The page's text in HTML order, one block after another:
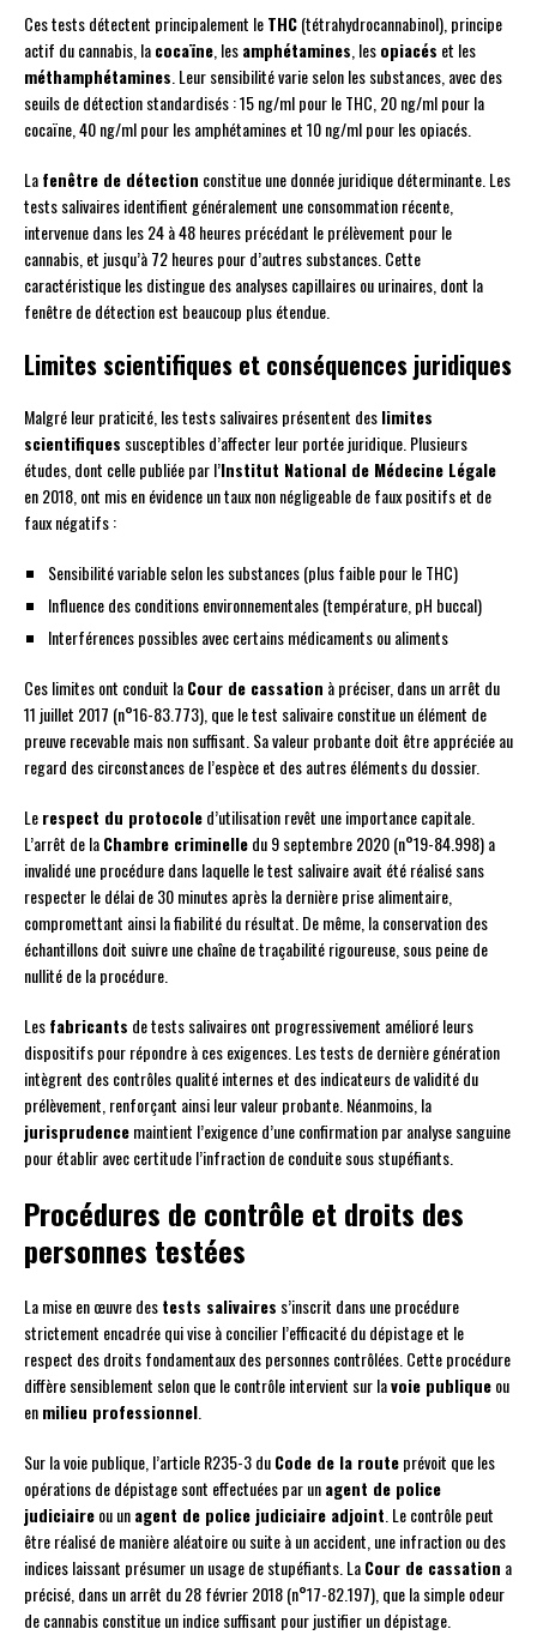
Ces tests détectent principalement leTHC(tétrahydrocannabinol), principe
actif du cannabis, lacocaïne , lesamphétamines , lesopiacés et les
méthamphétamines . Leur sensibilité varie selon les substances, avec des
seuils de détection standardisés : 15 ng/ml pour le THC, 20 ng/ml pour la
cocaïne, 40 ng/ml pour les amphétamines et 10 ng/ml pour les opiacés.
Lafenêtre de détection constitue une donnée juridique déterminante. Les
tests salivaires identifient généralement une consommation récente,
intervenue dans les 24 à 48 heures précédant le prélèvement pour le
cannabis, et jusqu’à 72 heures pour d’autres substances. Cette
caractéristique les distingue des analyses capillaires ou urinaires, dont la
fenêtre de détection est beaucoup plus étendue.
Limites scientifiques et conséquences juridiques
Malgré leur praticité, les tests salivaires présentent deslimites
scientifiques susceptibles d’affecter leur portée juridique. Plusieurs
études, dont celle publiée par l’Institut National de Médecine Légale
en 2018, ont mis en évidence un taux non négligeable de faux positifs et de
faux négatifs :
Sensibilité variable selon les substances (plus faible pour le THC)
Influence des conditions environnementales (température, pH buccal)
Interférences possibles avec certains médicaments ou aliments
Ces limites ont conduit laCour de cassation à préciser, dans un arrêt du
11 juillet 2017 (n°16-83.773), que le test salivaire constitue un élément de
preuve recevable mais non suffisant. Sa valeur probante doit être appréciée au
regard des circonstances de l’espèce et des autres éléments du dossier.
Lerespect du protocoled’utilisation revêt une importance capitale.
L’arrêt de laChambre criminelledu 9 septembre 2020 (n°19-84.998) a
invalidé une procédure dans laquelle le test salivaire avait été réalisé sans
respecter le délai de 30 minutes après la dernière prise alimentaire,
compromettant ainsi la fiabilité du résultat. De même, la conservation des
échantillons doit suivre une chaîne de traçabilité rigoureuse, sous peine de
nullité de la procédure.
Lesfabricants de tests salivaires ont progressivement amélioré leurs
dispositifs pour répondre à ces exigences. Les tests de dernière génération
intègrent des contrôles qualité internes et des indicateurs de validité du
prélèvement, renforçant ainsi leur valeur probante. Néanmoins, la
jurisprudencemaintient l’exigence d’une confirmation par analyse sanguine
pour établir avec certitude l’infraction de conduite sous stupéfiants.
Procédures de contrôle et droits des
personnes testées
La mise en œuvre destests salivaires s’inscrit dans une procédure
strictement encadrée qui vise à concilier l’efficacité du dépistage et le
respect des droits fondamentaux des personnes contrôlées. Cette procédure
diffère sensiblement selon que le contrôle intervient sur lavoie publiqueou
enmilieu professionnel
Sur la voie publique, l’article R235-3 duCode de la routeprévoit que les
opérations de dépistage sont effectuées par unagent de police
judiciaireou unagent de police judiciaire adjoint . Le contrôle peut
être réalisé de manière aléatoire ou suite à un accident, une infraction ou des
indices laissant présumer un usage de stupéfiants. LaCour de cassation a
précisé, dans un arrêt du 28 février 2018 (n°17-82.197), que la simple odeur
de cannabis constitue un indice suffisant pour justifier un dépistage.